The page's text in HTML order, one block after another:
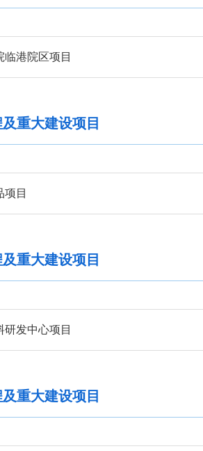
临港院区项目
重大建设项目
项目
重大建设项目
研发中心项目
重大建设项目